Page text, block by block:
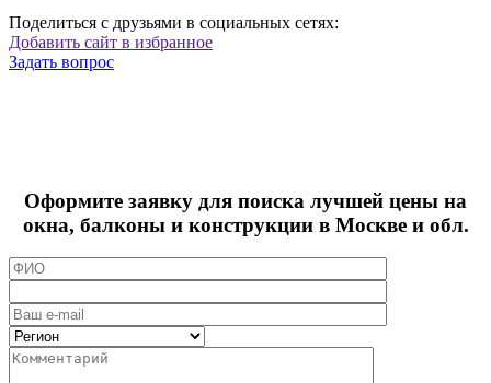
Поделиться с друзьями в социальных сетях:
Добавить сайт в избранное
Задать вопрос
Оформите заявку для поиска лучшей цены на
окна, балконы и конструкции в Москве и обл.